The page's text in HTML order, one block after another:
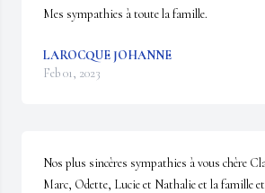
Mes sympathies à toute la famille.
LAROCQUE JOHANNE
Feb 01, 2023
Nos plus sincères sympathies à vous chère
Marc, Odette, Lucie et Nathalie et la famille